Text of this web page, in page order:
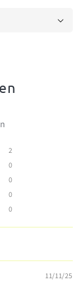
2
0
0
0
0
11/11/25